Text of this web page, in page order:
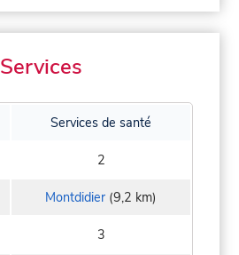
Services
Services de santé
2
Montdidier (9,2 km)
3